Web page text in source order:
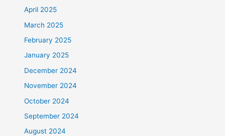
April 2025
March 2025
February 2025
January 2025
December 2024
November 2024
October 2024
September 2024
August 2024